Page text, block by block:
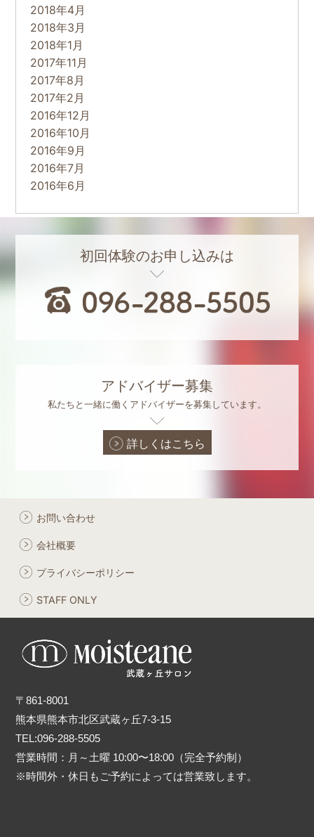
2018年4月
2018年3月
2018年1月
2017年11月
2017年8月
2017年2月
2016年12月
2016年10月
2016年9月
2016年7月
2016年6月
初回体験のお申し込みは
アドバイザー募集
私たちと一緒に働くアドバイザーを募集しています。
詳しくはこちら
お問い合わせ
会社概要
プライバシーポリシー
STAFF ONLY
〒861-8001
熊本県熊本市北区武蔵ヶ丘7-3-15
TEL:096-288-5505
営業時間：月～土曜 10:00〜18:00（完全予約制）
※時間外・休日もご予約によっては営業致します。